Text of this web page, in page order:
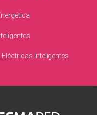
Eléctricas Inteligentes